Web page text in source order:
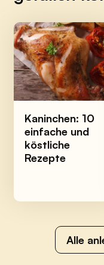
Kaninchen: 10
einfache und
köstliche
Rezepte
Alle